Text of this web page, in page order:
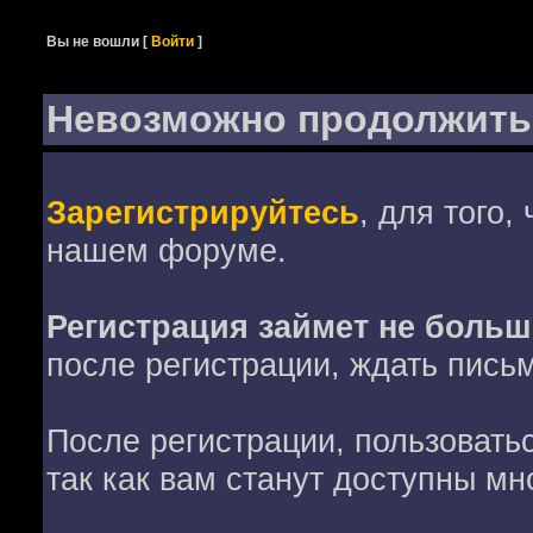
Вы не вошли [Войти ]
Невозможно продолжить
Зарегистрируйтесь, для того,
нашем форуме.
Регистрация займет не
после регистрации, ждать
После регистрации,
так как вам станут доступны